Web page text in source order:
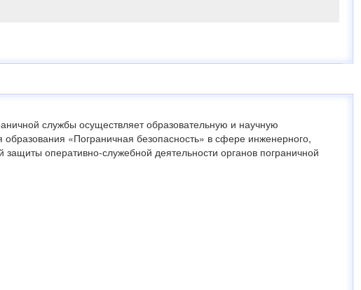
службы осуществляет образовательную и научную
«Пограничная безопасность» в сфере инженерного,
оперативно-служебной деятельности органов пограничной